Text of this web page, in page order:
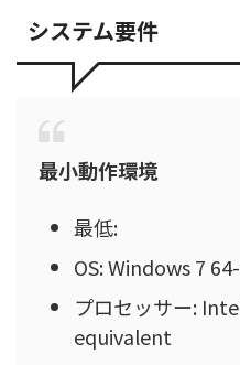
システム要件
最小動作環境
最低:
OS: Windows 7
プロセッサー:
equivalent